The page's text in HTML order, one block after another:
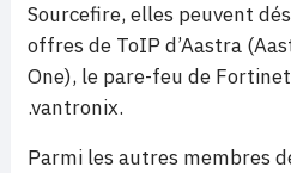
Sourcefire, elles peuvent
offres de ToIP d’Aastra
One), le pare-feu de
.vantronix.
Parmi les autres membres